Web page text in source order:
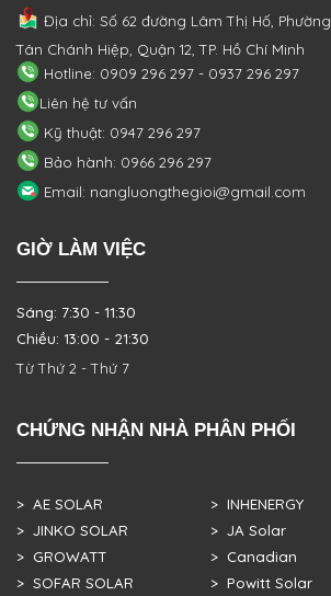
Địa chỉ: Số 62 đường Lâm Thị Hố, Phường
Tân Chánh Hiệp, Quận 12, TP. Hồ Chí Minh
Hotline: 0909 296 297 - 0937 296 297
Liên hệ tư vấn
Kỹ thuật: 0947 296 297
Bảo hành: 0966 296 297
Email: nangluongthegioi@gmail.com
GIỜ LÀM VIỆC
Sáng: 7:30 - 11:30
Chiều: 13:00 - 21:30
Từ Thứ 2 - Thứ 7
CHỨNG NHẬN NHÀ PHÂN PHỐI
> AE SOLAR
> JINKO SOLAR
> GROWATT
> SOFAR SOLAR
> INHENERGY
> JA Solar
> Canadian
> Powitt Solar